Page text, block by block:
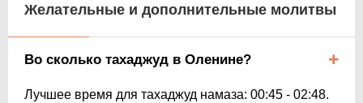
Желательные и дополнительные молитвы
Во сколько тахаджуд в Оленине?
Лучшее время для тахаджуд намаза: 00:45 - 02:48.